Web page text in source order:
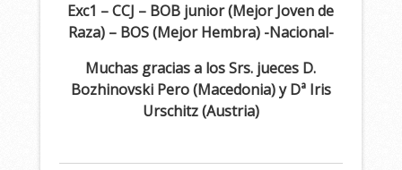
Exc1 – CCJ – BOB junior (Mejor Joven de
Raza) – BOS (Mejor Hembra) -Nacional-
Muchas gracias a los Srs. jueces D.
Bozhinovski Pero (Macedonia) y Dª Iris
Urschitz (Austria)